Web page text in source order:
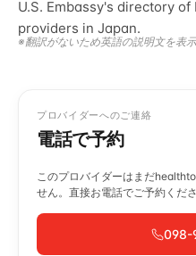
U.S. Embassy's directory
providers in Japan.
※翻訳がないため英語の説明文を表示
プロバイダーへのご連絡
電話で予約
このプロバイダーはまだ
せん。直接お電話でご予約くださ
098-